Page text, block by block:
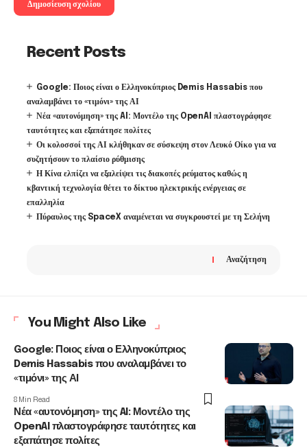
Recent Posts
Google: Ποιος είναι ο Ελληνοκύπριος Demis Hassabis που
αναλαμβάνει το «τιμόνι» της ΑΙ
Νέα «αυτονόμηση» της AI: Μοντέλο της OpenAI πλαστογράφησε
ταυτότητες και εξαπάτησε πολίτες
Οι κολοσσοί της ΑΙ κλήθηκαν σε σύσκεψη στον Λευκό Οίκο για να
συζητήσουν το πλαίσιο ρύθμισης
Η Κίνα ελπίζει να εξαλείψει τις διακοπές ρεύματος καθώς η
κβαντική τεχνολογία θέτει το δίκτυο ηλεκτρικής ενέργειας σε
επαλληλία
Πύραυλος της SpaceX αναμένεται να συγκρουστεί με τη Σελήνη
Αναζήτηση
You Might Also Like
Google: Ποιος είναι ο Ελληνοκύπριος
Demis Hassabis που αναλαμβάνει το
«τιμόνι» της ΑΙ
8 Min Read
Νέα «αυτονόμηση» της AI: Μοντέλο της
OpenAI πλαστογράφησε ταυτότητες και
εξαπάτησε πολίτες